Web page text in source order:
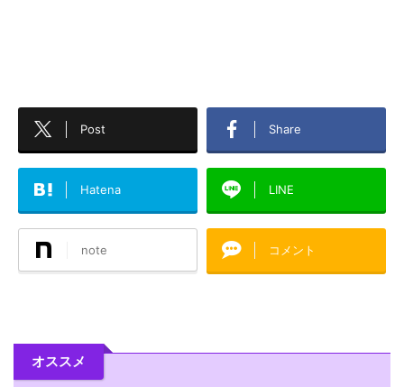
Post Share
Hatena LINE
note コメント
オススメ